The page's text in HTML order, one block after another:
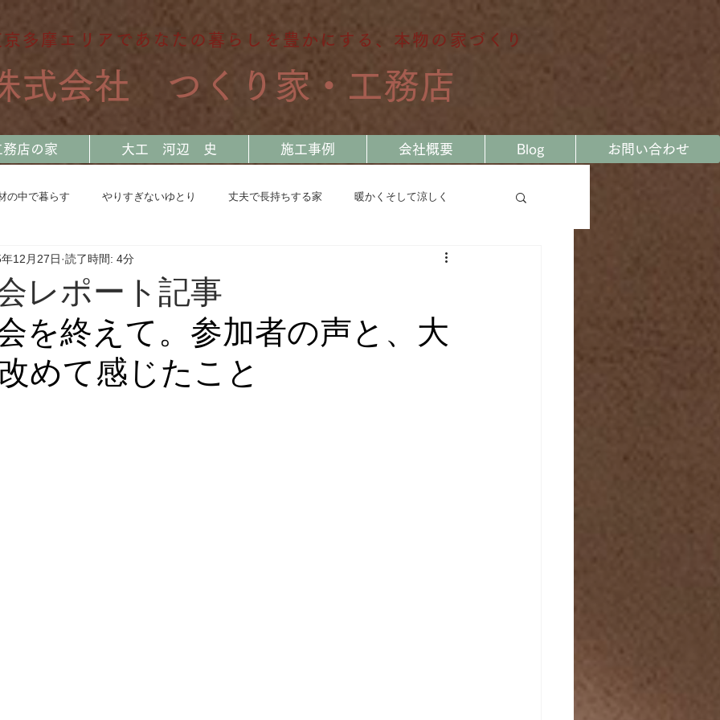
京多摩エリアであなたの暮らしを豊かにする、本物の家づくり
式会社 つくり家・工務店
店の家 大工 河辺 史 施工事例 会社概要 Blog お問い合わせ
の中で暮らす やりすぎないゆとり 丈夫で長持ちする家 暖かくそして涼しく
奥多摩 断熱リノベーション 私の大工の履歴書
常の中で感じたこと 自宅兼モデルハウス
レポート記事
12月27日 読了時間: 4分
を終えて。参加者の声と、大
めて感じたこと